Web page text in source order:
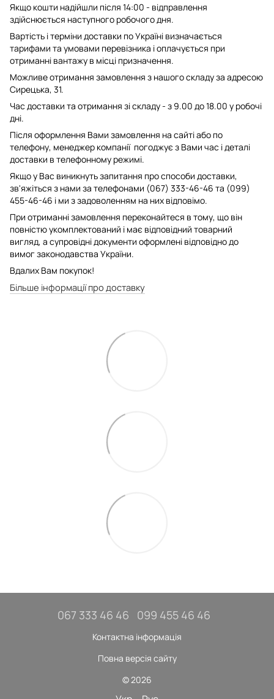
Якщо кошти надійшли після 14:00 - відправлення
здійснюється наступного робочого дня.
Вартість і терміни доставки по Україні визначається
тарифами та умовами перевізника і оплачується при
отриманні вантажу в місці призначення.
Можливе отримання замовлення з нашого складу за адресою
Сирецька, 31.
Час доставки та отримання зі складу - з 9.00 до 18.00 у робочі
дні.
Після оформлення Вами замовлення на сайті або по
телефону, менеджер компанії погоджує з Вами час і деталі
доставки в телефонному режимі.
Якщо у Вас виникнуть запитання про способи доставки,
зв'яжіться з нами за телефонами (067) 333-46-46 та (099)
455-46-46 і ми з задоволенням на них відповімо.
При отриманні замовлення переконайтеся в тому, що він
повністю укомплектований і має відповідний товарний
вигляд, а супровідні документи оформлені відповідно до
вимог законодавства України.
Вдалих Вам покупок!
Більше інформації про доставку
067 333 46 46 099 455 46 46
Контактна інформація
Повна версія сайту
© 2026